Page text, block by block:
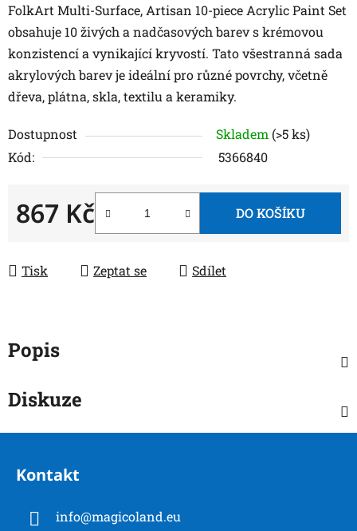
FolkArt Multi-Surface, Artisan 10-piece Acrylic Paint Set
obsahuje 10 živých a nadčasových barev s krémovou
konzistencí a vynikající kryvostí. Tato všestranná sada
akrylových barev je ideální pro různé povrchy, včetně
dřeva, plátna, skla, textilu a keramiky.
Dostupnost Skladem (>5 ks)
Kód:
5366840
867 Kč DO KOŠÍKU
Tisk Zeptat se Sdílet
Popis
Diskuze
Z
Kontakt
info@magicoland.eu